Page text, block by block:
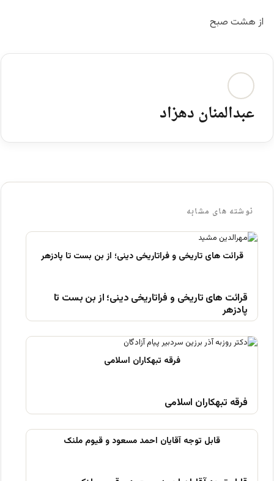
از هشت صبح
عبدالمنان دهزاد
نوشته های مشابه
قرائت های تاریخی و فراتاریخی دینی؛ از بن بست تا
پادزهر
فرقه تبهکاران اسلامی